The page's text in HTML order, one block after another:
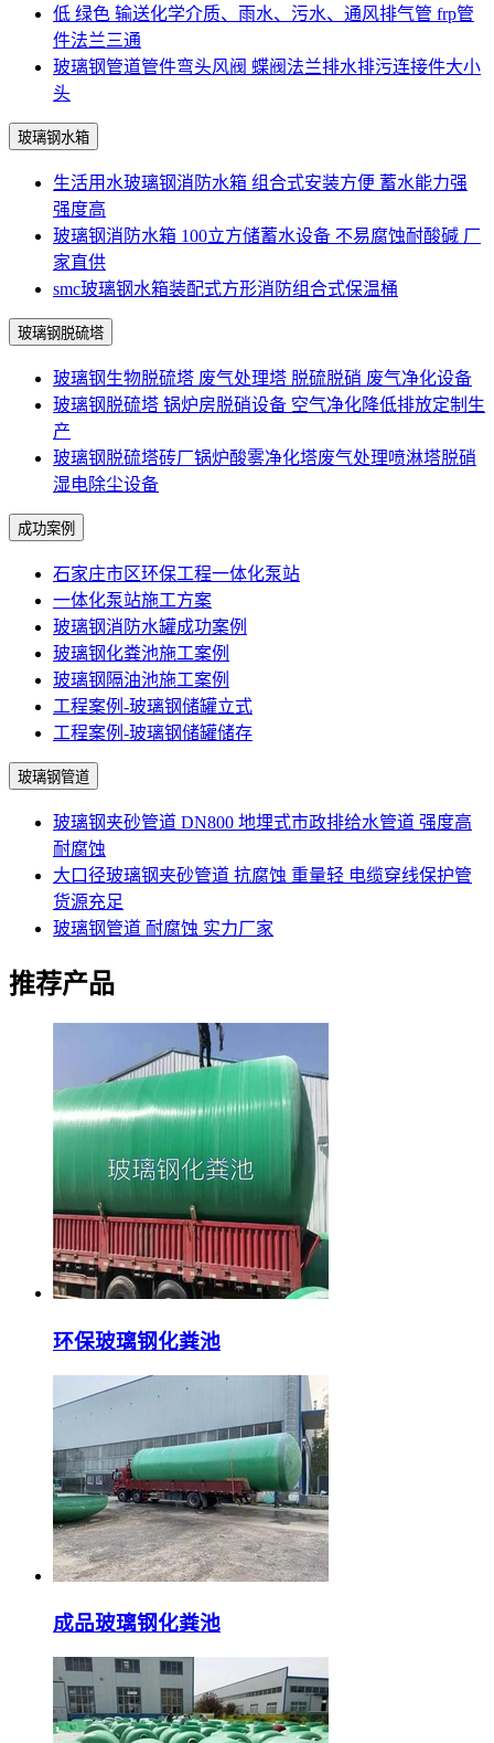
低 绿色 输送化学介质、雨水、污水、通风排气管 frp管
件法兰三通
玻璃钢管道管件弯头风阀 蝶阀法兰排水排污连接件大小
头
玻璃钢水箱
生活用水玻璃钢消防水箱 组合式安装方便 蓄水能力强
强度高
玻璃钢消防水箱 100立方储蓄水设备 不易腐蚀耐酸碱 厂
家直供
smc玻璃钢水箱装配式方形消防组合式保温桶
玻璃钢脱硫塔
玻璃钢生物脱硫塔 废气处理塔 脱硫脱硝 废气净化设备
玻璃钢脱硫塔 锅炉房脱硝设备 空气净化降低排放定制生
产
玻璃钢脱硫塔砖厂锅炉酸雾净化塔废气处理喷淋塔脱硝
湿电除尘设备
成功案例
石家庄市区环保工程一体化泵站
一体化泵站施工方案
玻璃钢消防水罐成功案例
玻璃钢化粪池施工案例
玻璃钢隔油池施工案例
工程案例-玻璃钢储罐立式
工程案例-玻璃钢储罐储存
玻璃钢管道
玻璃钢夹砂管道 DN800 地埋式市政排给水管道 强度高
耐腐蚀
大口径玻璃钢夹砂管道 抗腐蚀 重量轻 电缆穿线保护管
货源充足
玻璃钢管道 耐腐蚀 实力厂家
推荐产品
环保玻璃钢化粪池
成品玻璃钢化粪池